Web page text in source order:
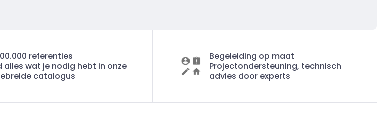
referenties
alles wat je nodig hebt in onze
catalogus
Begeleiding op maat
Projectondersteuning, technisch
advies door experts